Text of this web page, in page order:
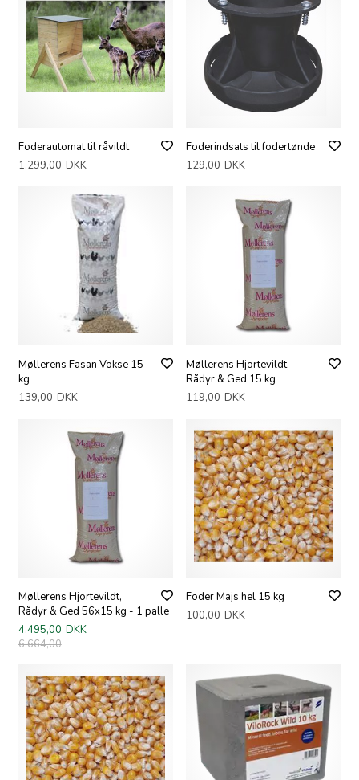
Foderautomat til råvildt
1.299,00 DKK
Foderindsats til fodertønde
129,00 DKK
Møllerens Fasan Vokse 15
kg
139,00 DKK
Møllerens Hjortevildt,
Rådyr & Ged 15 kg
119,00 DKK
Møllerens Hjortevildt,
Rådyr & Ged 56x15 kg - 1 palle
4.495,00 DKK
6.664,00
Foder Majs hel 15 kg
100,00 DKK